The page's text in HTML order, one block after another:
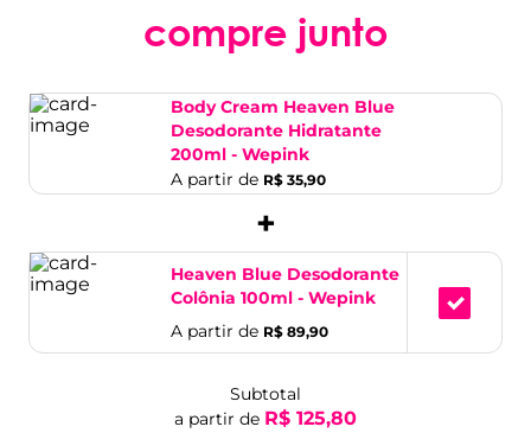
compre junto
Body Cream Heaven Blue
Desodorante Hidratante
200ml - Wepink
A partir de R$ 35,90
+
Heaven Blue Desodorante
Colônia 100ml - Wepink
A partir de R$ 89,90
Subtotal
a partir de R$ 125,80